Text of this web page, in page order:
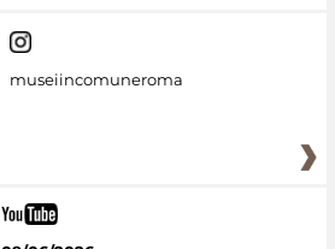
museiincomuneroma